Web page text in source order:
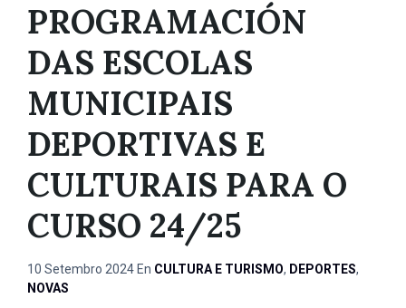
PROGRAMACIÓN
DAS ESCOLAS
MUNICIPAIS
DEPORTIVAS E
CULTURAIS PARA O
CURSO 24/25
10 Setembro 2024 En CULTURA E TURISMO, DEPORTES,
NOVAS